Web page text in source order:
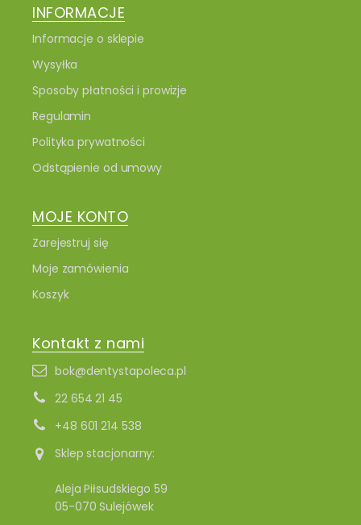
INFORMACJE
Informacje o sklepie
Wysyłka
Sposoby płatności i prowizje
Regulamin
Polityka prywatności
Odstąpienie od umowy
MOJE KONTO
Zarejestruj się
Moje zamówienia
Koszyk
Kontakt z nami
bok@dentystapoleca.pl
22 654 21 45
+48 601 214 538
Sklep stacjonarny:
Aleja Piłsudskiego 59
05-070 Sulejówek